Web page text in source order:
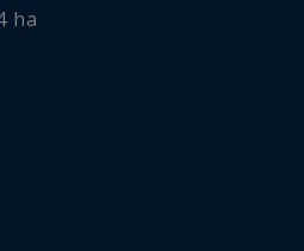
chaises longues, petit pool
ha